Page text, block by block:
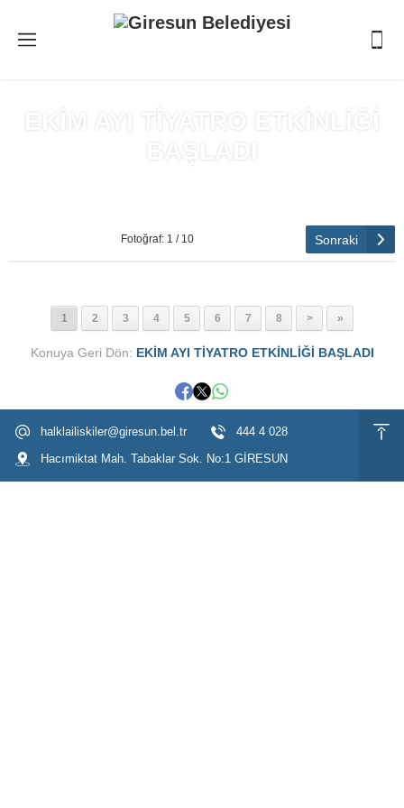
EKİM AYI TİYATRO ETKİNLİĞİ
BAŞLADI
Fotoğraf: 1 / 10 Sonraki
1 2 3 4 5 6 7 8 > »
Konuya Geri Dön: EKİM AYI TİYATRO ETKİNLİĞİ BAŞLADI
halklailiskiler@giresun.bel.tr
444 4 028
Hacımiktat Mah. Tabaklar Sok. No:1 GİRESUN